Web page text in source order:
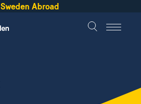
Sweden Abroad